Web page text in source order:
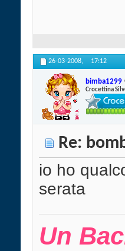
26-03-2008, 17:12
bimba1299
Crocettina
Re:
io ho
serata
Un